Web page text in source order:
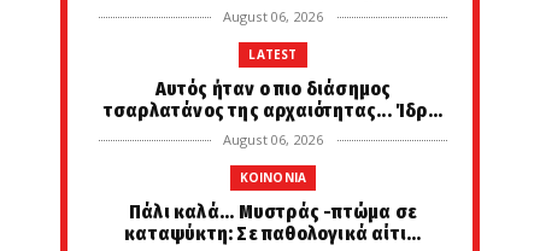
August 06, 2026
LATEST
Αυτός ήταν ο πιο διάσημος
τσαρλατάνος της αρχαιότητας... Ίδρ...
August 06, 2026
KOINONIA
Πάλι καλά... Μυστράς -πτώμα σε
καταψύκτη: Σε παθολογικά αίτι...